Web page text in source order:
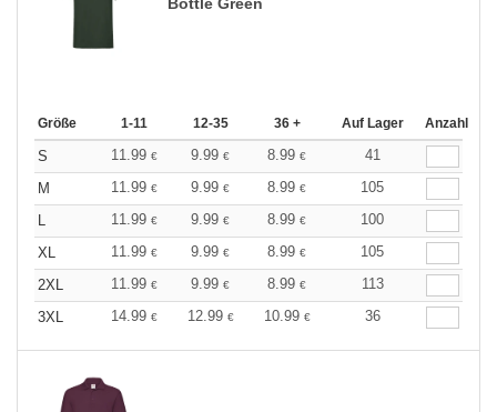
Größe 1-11 12-35 36 + Auf Lager Anzahl
S 11.99 € 9.99 € 8.99 €
41
M
11.99 € 9.99 € 8.99 €
105
L
11.99 € 9.99 € 8.99 €
100
XL
11.99 € 9.99 € 8.99 €
105
2XL
11.99 € 9.99 € 8.99 €
113
3XL
14.99 € 12.99 € 10.99 € 36